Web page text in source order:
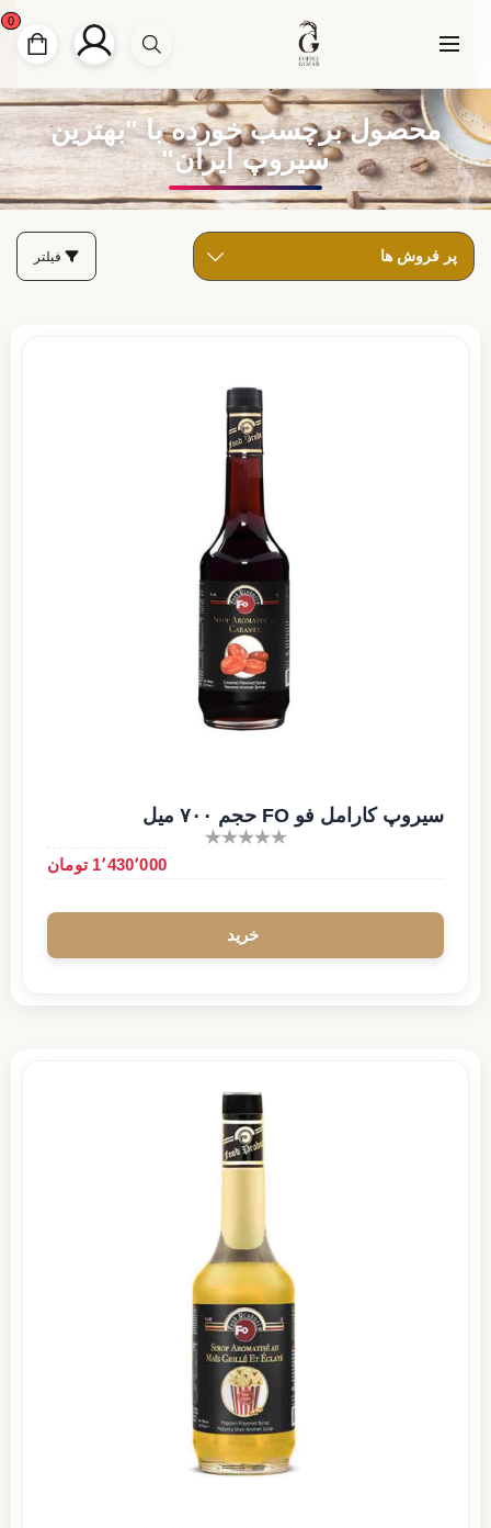
0
محصول برچسب خورده با "بهترین
سیروپ ایران"
فیلتر
سیروپ کارامل فو FO حجم ۷۰۰ میل
1٬430٬000 تومان